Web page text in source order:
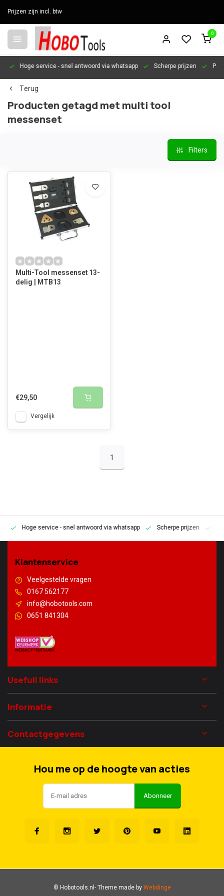
Prijzen zijn incl. btw
0
Hoge service- snel antwoord via whatsapp Scherpe prijzen
Terug
Producten getagd met multi tool
messenset
Filters
Multi-Tool messenset 13-
delig | MTB13
€29,50
Vergelijk
1
Hoge service- snel antwoord via whatsapp Scherpe prijzen
Klantenservice
Veelgestelde vragen
0167 562177
info@hobotools.com
0651 841304
Usefull links
Informatie
Contactgegevens
Hou me op de hoogte van acties
Abonneer
© Hobotools.nl- Theme made byWebdinge